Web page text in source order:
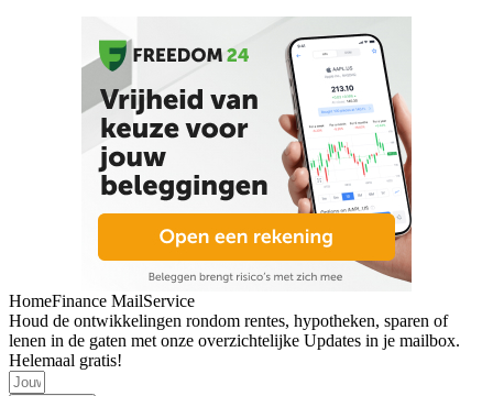
HomeFinance MailService
Houd de ontwikkelingen rondom rentes, hypotheken, sparen of
lenen in de gaten met onze overzichtelijke Updates in je mailbox.
Helemaal gratis!